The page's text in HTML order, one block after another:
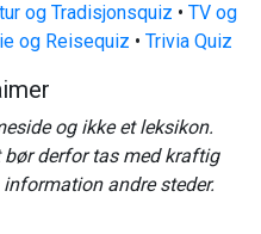
og Tradisjonsquiz • TV og
og Reisequiz • Trivia Quiz
og ikke et leksikon.
derfor tas med kraftig
andre steder.